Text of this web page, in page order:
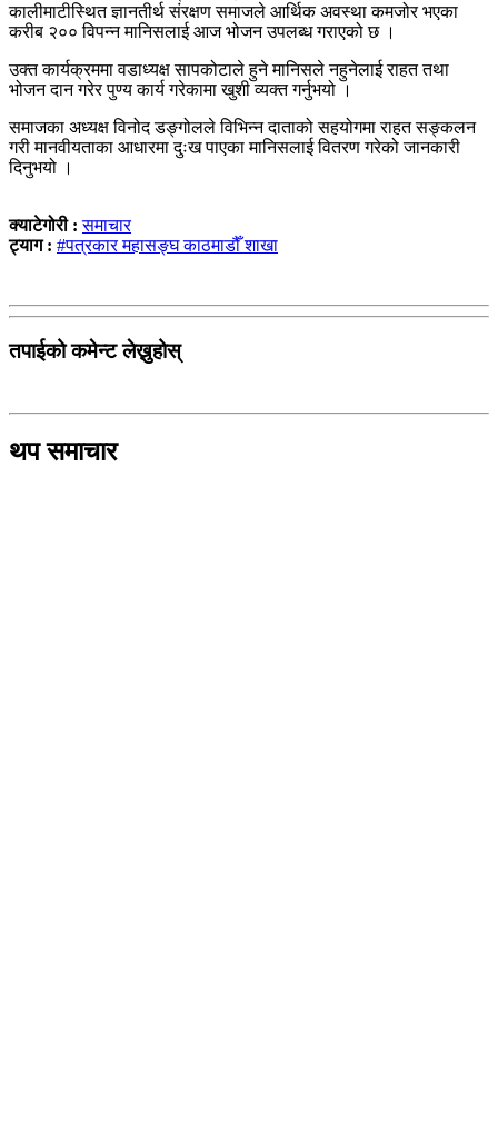
कालीमाटीस्थित ज्ञानतीर्थ संरक्षण समाजले आर्थिक अवस्था कमजोर भएका
करीब २०० विपन्न मानिसलाई आज भोजन उपलब्ध गराएको छ ।
उक्त कार्यक्रममा वडाध्यक्ष सापकोटाले हुने मानिसले नहुनेलाई राहत तथा
भोजन दान गरेर पुण्य कार्य गरेकामा खुशी व्यक्त गर्नुभयो ।
समाजका अध्यक्ष विनोद डङ्गोलले विभिन्न दाताको सहयोगमा राहत सङ्कलन
गरी मानवीयताका आधारमा दुःख पाएका मानिसलाई वितरण गरेको जानकारी
दिनुभयो ।
क्याटेगोरी :समाचार
ट्याग : #पत्रकार महासङ्घ काठमाडौँ शाखा
तपाईको कमेन्ट लेख्नुहोस्
थप समाचार